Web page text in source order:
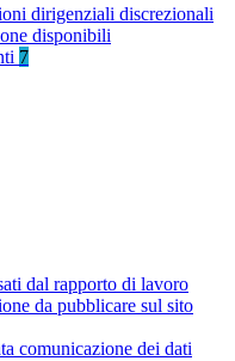
dirigenziali discrezionali
disponibili
7
dal rapporto di lavoro
da pubblicare sul sito
comunicazione dei dati